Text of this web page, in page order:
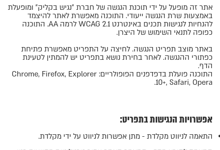
אתר זה מופעל על ידי תוכנת הנגשה של חברת "נגיש בקליק" ומופעלת
באמצעות שרת הנגשה ייעודי. התוכנה מאפשרת לאתר להיצמד
להנחיות לנגישות תכנים באינטרנט WCAG 2.1 לרמה AA. התוכנה
כפופה לתנאי השימוש של היצרן.
באתר מוצב תפריט הנגשה. לחיצה על התפריט מאפשרת פתיחת
כפתורי ההנגשה. לאחר בחירת נושא בתפריט יש להמתין לטעינת
הדף.
התוכנה פועלת בדפדפנים הפופולריים: Chrome, Firefox, Explorer
10+, Safari, Opera.
אפשרויות הנגישות בתפריט:
התאמה לניווט מקלדת - מתן אפשרות לניווט על ידי מקלדת.